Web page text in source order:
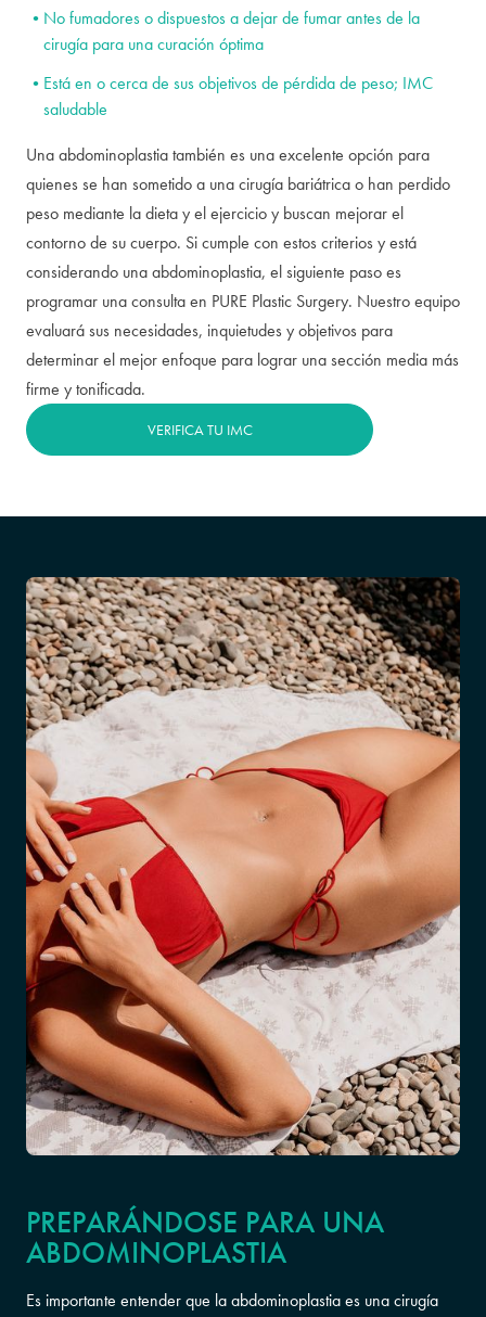
No fumadores o dispuestos a dejar de fumar antes de la
cirugía para una curación óptima
Está en o cerca de sus objetivos de pérdida de peso; IMC
saludable
Una abdominoplastia también es una excelente opción para
quienes se han sometido a una cirugía bariátrica o han perdido
peso mediante la dieta y el ejercicio y buscan mejorar el
contorno de su cuerpo. Si cumple con estos criterios y está
considerando una abdominoplastia, el siguiente paso es
programar una consulta en PURE Plastic Surgery. Nuestro equipo
evaluará sus necesidades, inquietudes y objetivos para
determinar el mejor enfoque para lograr una sección media más
firme y tonificada.
VERIFICA TU IMC
PREPARÁNDOSE PARA UNA
ABDOMINOPLASTIA
Es importante entender que la abdominoplastia es una cirugía